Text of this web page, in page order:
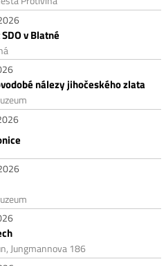
v Blatné
nálezy jihočeského zlata
Jungmannova 186